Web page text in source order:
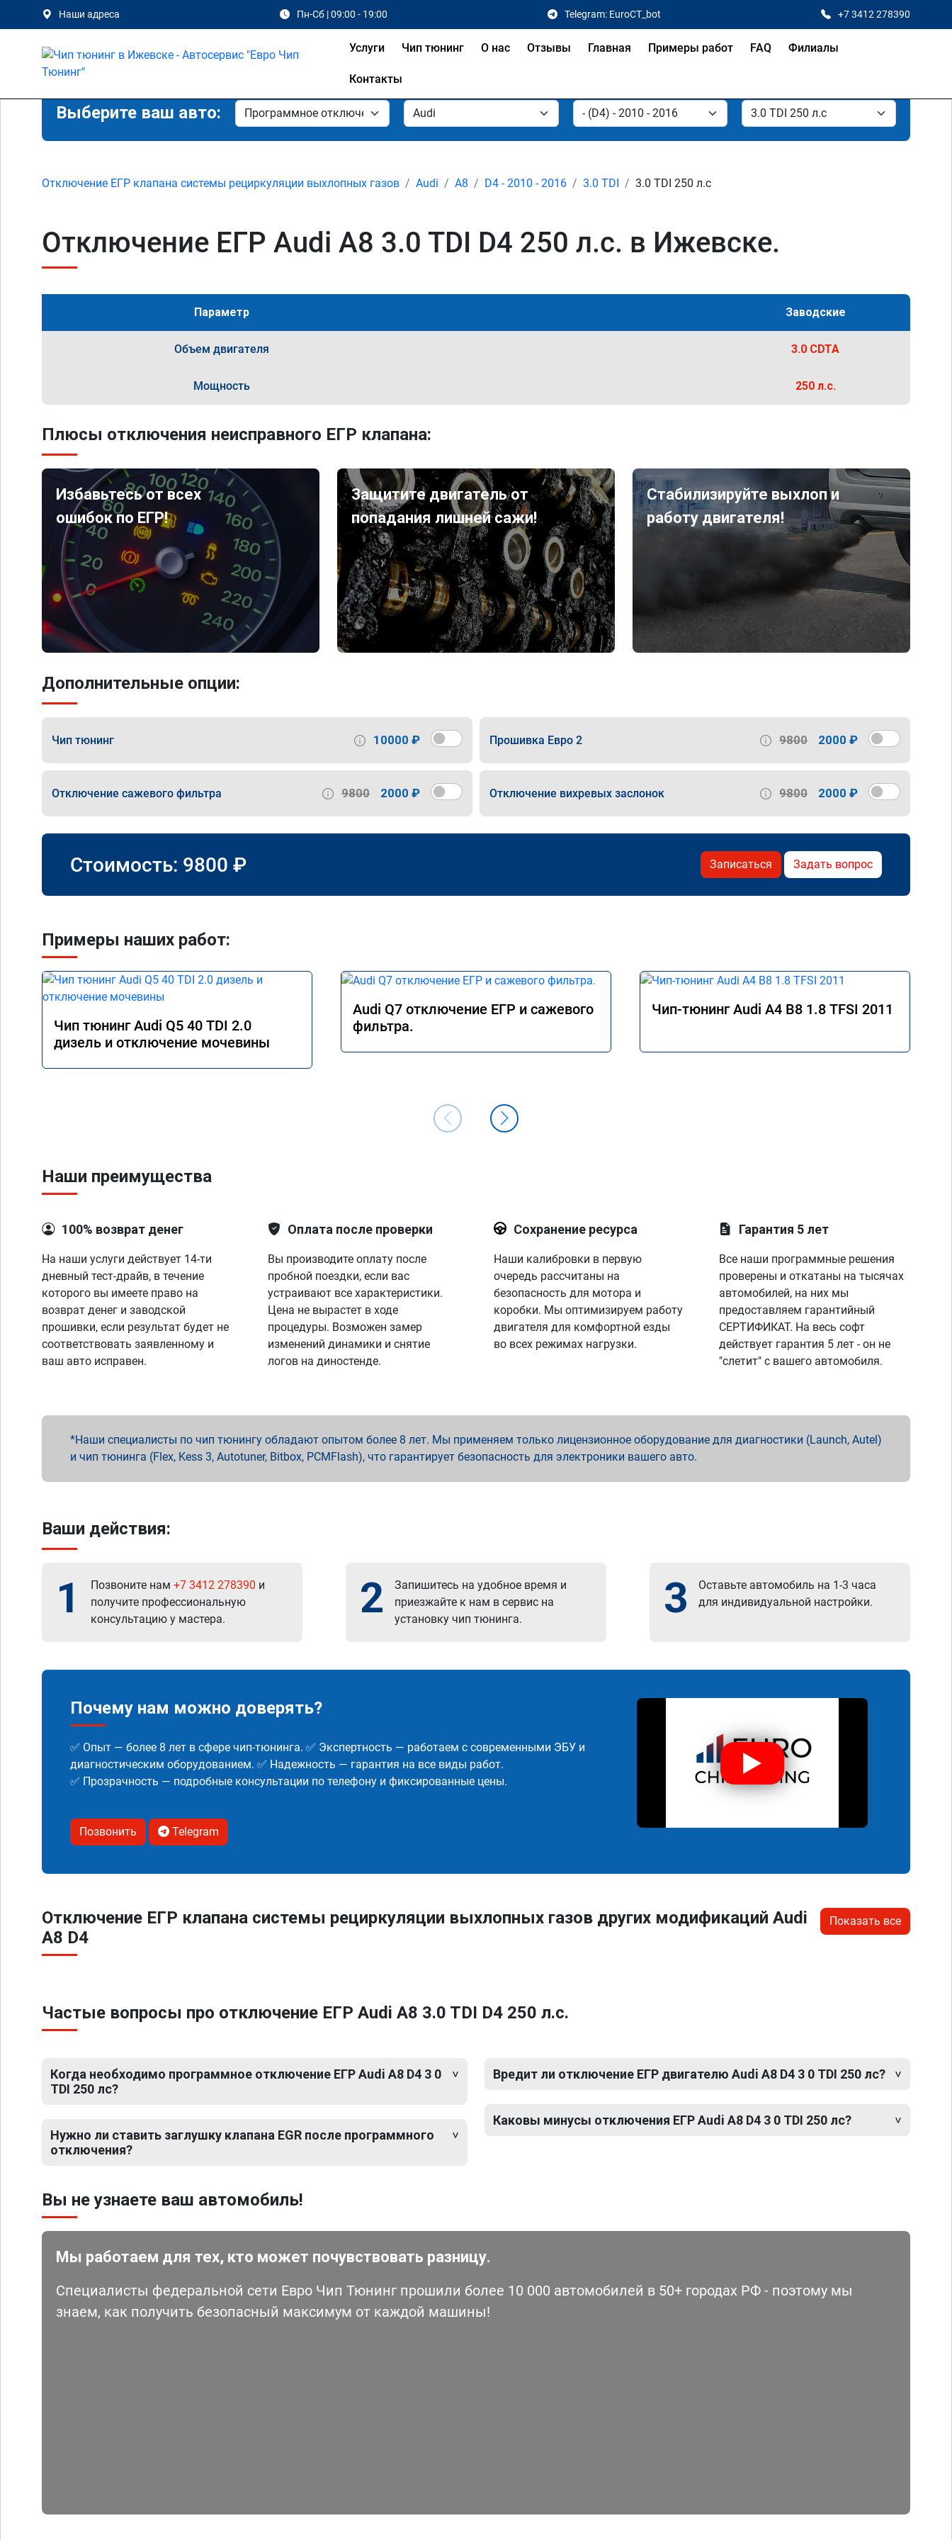
Наши адреса Пн-Сб | 09:00 - 19:00 Telegram: EuroCT_bot +7 3412 278390
Услуги Чип тюнинг О нас Отзывы Главная Примеры работ FAQ Филиалы
Контакты
Выберите ваш авто:
Отключение ЕГР клапана системы рециркуляции выхлопных газов Audi A8 D4 - 2010 - 2016 3.0 TDI 3.0 TDI 250 л.с
Отключение ЕГР Audi A8 3.0 TDI D4 250 л.с. в Ижевске.
Параметр Заводские
Объем двигателя 3.0 CDTA
Мощность 250 л.с.
Плюсы отключения неисправного ЕГР клапана:
Избавьтесь от всех
ошибок по ЕГР!
Защитите двигатель от
попадания лишней сажи!
Стабилизируйте выхлоп и
работу двигателя!
Дополнительные опции:
Чип тюнинг 10000 ₽ Прошивка Евро 2 9800 2000 ₽
Отключение сажевого фильтра 9800 2000 ₽ Отключение вихревых заслонок 9800 2000 ₽
Стоимость: 9800 ₽ Записаться Задать вопрос
Примеры наших работ:
Чип тюнинг Audi Q5 40 TDI 2.0
дизель и отключение мочевины
Audi Q7 отключение ЕГР и сажевого
фильтра.
Чип-тюнинг Audi A4 B8 1.8 TFSI 2011
Наши преимущества
100% возврат денег
На наши услуги действует 14-ти
дневный тест-драйв, в течение
которого вы имеете право на
возврат денег и заводской
прошивки, если результат будет не
соответствовать заявленному и
ваш авто исправен.
Оплата после проверки
Вы производите оплату после
пробной поездки, если вас
устраивают все характеристики.
Цена не вырастет в ходе
процедуры. Возможен замер
изменений динамики и снятие
логов на диностенде.
Сохранение ресурса
Наши калибровки в первую
очередь рассчитаны на
безопасность для мотора и
коробки. Мы оптимизируем работу
двигателя для комфортной езды
во всех режимах нагрузки.
Гарантия 5 лет
Все наши программные решения
проверены и откатаны на тысячах
автомобилей, на них мы
предоставляем гарантийный
СЕРТИФИКАТ. На весь софт
действует гарантия 5 лет - он не
"слетит" с вашего автомобиля.
Наши специалисты по чип тюнингу обладают опытом более 8 лет. Мы применяем только лицензионное оборудование для диагностики (Launch, Autel)
и чип тюнинга (Flex, Kess 3, Autotuner, Bitbox, PCMFlash), что гарантирует безопасность для электроники вашего авто.
Ваши действия:
1 Позвоните нам +7 3412 278390 и
получите профессиональную
консультацию у мастера.
2
Запишитесь на удобное время и
приезжайте к нам в сервис на
установку чип тюнинга.
3
Оставьте автомобиль на 1-3 часа
для индивидуальной настройки.
Почему нам можно доверять?
✅ Опыт — более 8 лет в сфере чип-тюнинга. ✅ Экспертность — работаем с современными ЭБУ и
диагностическим оборудованием. ✅ Надежность — гарантия на все виды работ.
✅ Прозрачность — подробные консультации по телефону и фиксированные цены.
Позвонить Telegram
Отключение ЕГР клапана системы рециркуляции выхлопных газов других модификаций Audi
A8 D4
Показать все
Частые вопросы про отключение ЕГР Audi A8 3.0 TDI D4 250 л.с.
Когда необходимо программное отключение ЕГР Audi A8 D4 3 0
TDI 250 лс?
Нужно ли ставить заглушку клапана EGR после программного
отключения?
Вредит ли отключение ЕГР двигателю Audi A8 D4 3 0 TDI 250 лс?
Каковы минусы отключения ЕГР Audi A8 D4 3 0 TDI 250 лс?
Вы не узнаете ваш автомобиль!
Мы работаем для тех, кто может почувствовать разницу.
Специалисты федеральной сети Евро Чип Тюнинг прошили более 10 000 автомобилей в 50+ городах РФ - поэтому мы
знаем, как получить безопасный максимум от каждой машины!